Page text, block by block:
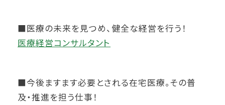
■医療の未来を見つめ、健全な経営を行う！
医療経営コンサルタント
■今後ますます必要とされる在宅医療。その普
及・推進を担う仕事！